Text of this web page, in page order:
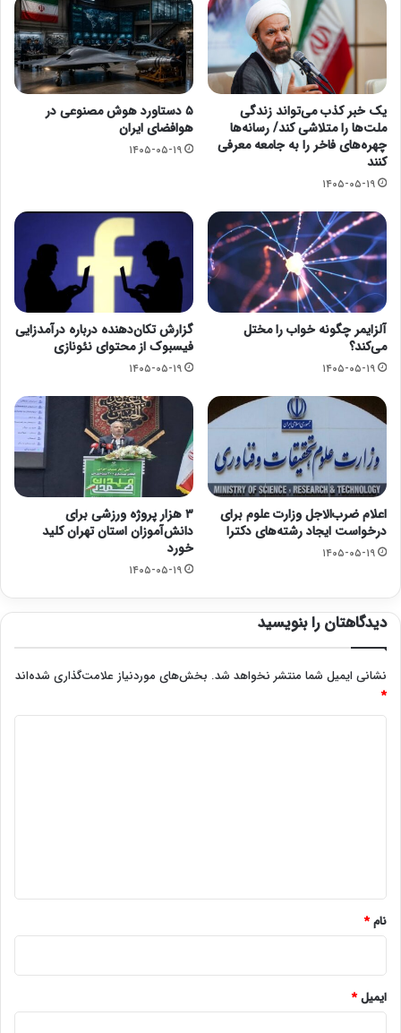
یک خبر کذب می‌تواند زندگی
ملت‌ها را متلاشی کند/ رسانه‌ها
چهره‌های فاخر را به جامعه معرفی
کنند
۱۴۰۵-۰۵-۱۹
۵ دستاورد هوش مصنوعی در
هوافضای ایران
۱۴۰۵-۰۵-۱۹
آلزایمر چگونه خواب را مختل
می‌کند؟
۱۴۰۵-۰۵-۱۹
گزارش تکان‌دهنده درباره درآمدزایی
فیسبوک از محتوای نئونازی
۱۴۰۵-۰۵-۱۹
اعلام ضرب‌الاجل وزارت علوم برای
درخواست ایجاد رشته‌های دکترا
۱۴۰۵-۰۵-۱۹
۳ هزار پروژه ورزشی برای
دانش‌آموزان استان تهران کلید
خورد
۱۴۰۵-۰۵-۱۹
دیدگاهتان را بنویسید
نشانی ایمیل شما منتشر نخواهد شد. بخش‌های موردنیاز علامت‌گذاری شده‌اند
*
نام*
ایمیل*